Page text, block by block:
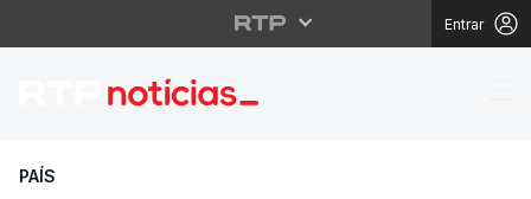
Entrar
PJ da Guarda detém
PAÍS